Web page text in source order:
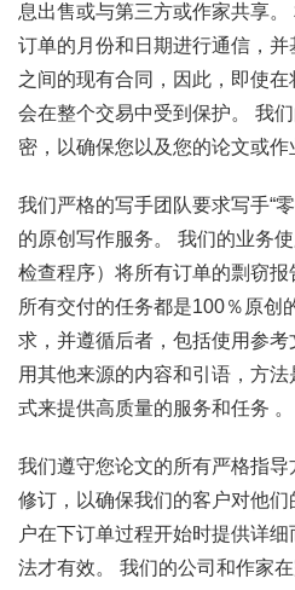
息出售或与第三方或作家共享。
订单的月份和日期进行通信，并
之间的现有合同，因此，即使
会在整个交易中受到保护。 我
密，以确保您以及您的论文或作
我们严格的写手团队要求写手“
的原创写作服务。 我们的业务
检查程序）将所有订单的剽窃
所有交付的任务都是100％原创
求，并遵循后者，包括使用参考
用其他来源的内容和引语，方
式来提供高质量的服务和任务 。
我们遵守您论文的所有严格指
修订，以确保我们的客户对他
户在下订单过程开始时提供详
法才有效。 我们的公司和作家